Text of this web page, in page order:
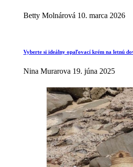
Betty Molnárová 10. marca 2026
Vyberte si ideálny opaľovací krém na letnú
Nina Murarova 19. júna 2025